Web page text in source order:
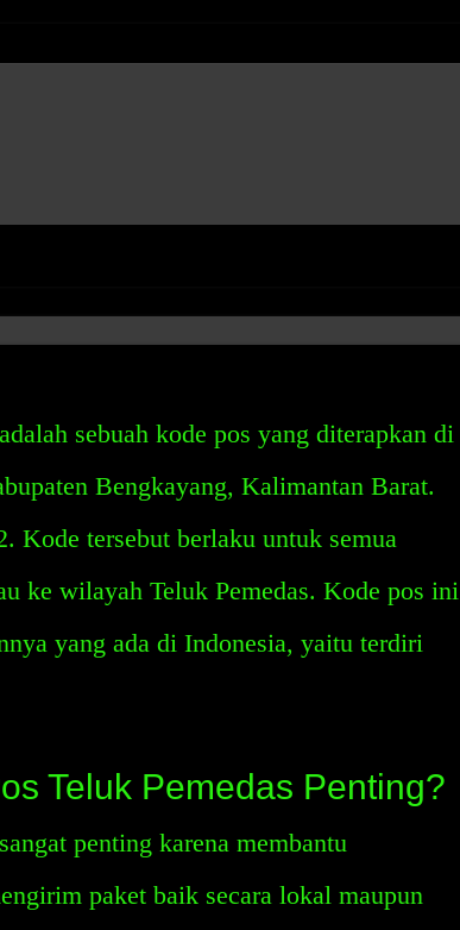
sebuah kode pos yang diterapkan di
Bengkayang, Kalimantan Barat.
Kode tersebut berlaku untuk semua
ke wilayah Teluk Pemedas. Kode pos ini
yang ada di Indonesia, yaitu terdiri
Teluk Pemedas Penting?
penting karena membantu
paket baik secara lokal maupun